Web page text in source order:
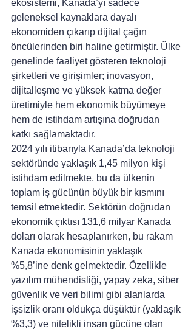
ekosistemi, Kanada’yı sadece
geleneksel kaynaklara dayalı
ekonomiden çıkarıp dijital çağın
öncülerinden biri haline getirmiştir. Ülke
genelinde faaliyet gösteren teknoloji
şirketleri ve girişimler; inovasyon,
dijitalleşme ve yüksek katma değer
üretimiyle hem ekonomik büyümeye
hem de istihdam artışına doğrudan
katkı sağlamaktadır.
2024 yılı itibarıyla Kanada’da teknoloji
sektöründe yaklaşık 1,45 milyon kişi
istihdam edilmekte, bu da ülkenin
toplam iş gücünün büyük bir kısmını
temsil etmektedir. Sektörün doğrudan
ekonomik çıktısı 131,6 milyar Kanada
doları olarak hesaplanırken, bu rakam
Kanada ekonomisinin yaklaşık
%5,8’ine denk gelmektedir. Özellikle
yazılım mühendisliği, yapay zeka, siber
güvenlik ve veri bilimi gibi alanlarda
işsizlik oranı oldukça düşüktür (yaklaşık
%3,3) ve nitelikli insan gücüne olan